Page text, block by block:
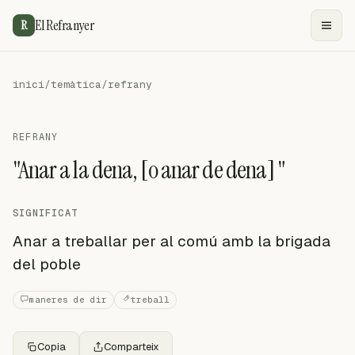
R El Refranyer
inici/temàtica/refrany
REFRANY
"Anar a la dena, [o anar de dena] "
SIGNIFICAT
Anar a treballar per al comú amb la brigada
del poble
maneres de dir treball
Copia Comparteix